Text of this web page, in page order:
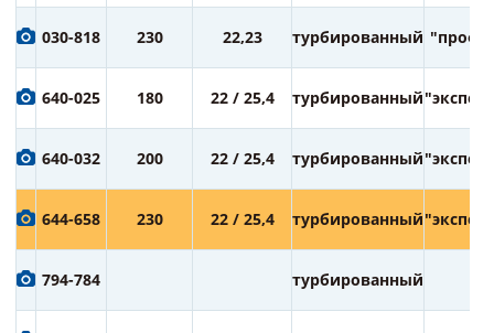
030-818 230 22,23 турбированный
640-025 180 22 / 25,4 турбированный
640-032 200 22 / 25,4 турбированный
644-658 230 22 / 25,4 турбированный
794-784 турбированный